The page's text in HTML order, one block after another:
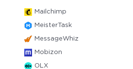
Mailchimp
MeisterTask
MessageWhiz
Mobizon
OLX